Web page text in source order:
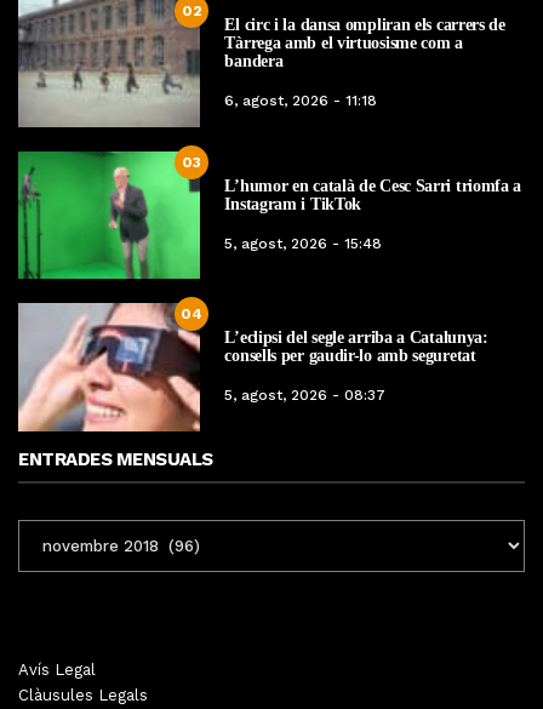
02
El circ i la dansa ompliran els carrers de
Tàrrega amb el virtuosisme com a
bandera
6, agost, 2026 - 11:18
03
L’humor en català de Cesc Sarri triomfa a
Instagram i TikTok
5, agost, 2026 - 15:48
04
L’eclipsi del segle arriba a Catalunya:
consells per gaudir-lo amb seguretat
5, agost, 2026 - 08:37
ENTRADES MENSUALS
MENSUALS
Avís Legal
Clàusules Legals